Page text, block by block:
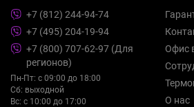
+7 (812) 244-94-74
+7 (495) 204-19-94
+7 (800) 707-62-97 (Для
регионов)
Пн-Пт: с 09:00 до 18:00
Сб: выходной
Вс: с 10:00 до 17:00
Офис
О нас